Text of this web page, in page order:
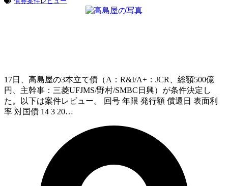
17日、高島屋の3本立て債（A：R&I/A+：JCR、総額500億
円、主幹事：三菱UFJMS/野村/SMBC日興）が条件決定し
た。以下は案件レビュー。 回号 年限 発行額 償還日 表面利
率 対国債 14 3 20…